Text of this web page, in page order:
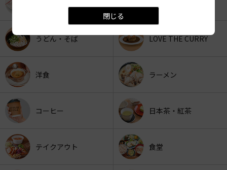
閉じる
うどん・そば LOVE THE CURRY
洋食 ラーメン
コーヒー 日本茶・紅茶
テイクアウト 食堂